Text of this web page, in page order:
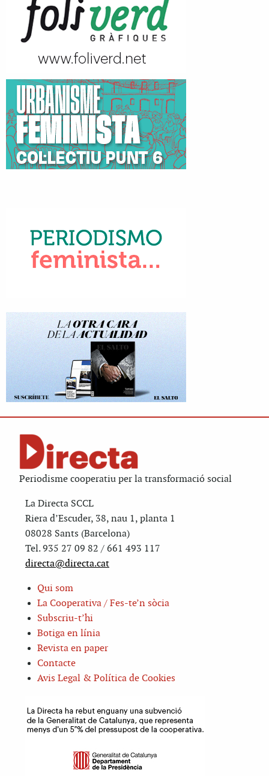
Periodisme cooperatiu per la transformació social
La Directa SCCL
Riera d’Escuder, 38, nau 1, planta 1
08028 Sants (Barcelona)
Tel. 935 27 09 82 / 661 493 117
directa@directa.cat
Qui som
La Cooperativa / Fes-te’n sòcia
Subscriu-t’hi
Botiga en línia
Revista en paper
Contacte
Avis Legal & Política de Cookies